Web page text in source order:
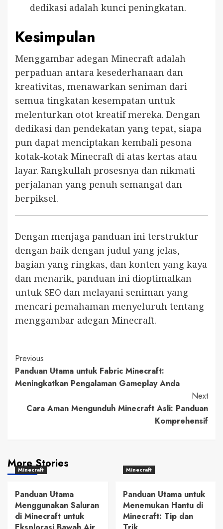
dedikasi adalah kunci peningkatan.
Kesimpulan
Menggambar adegan Minecraft adalah
perpaduan antara kesederhanaan dan
kreativitas, menawarkan seniman dari
semua tingkatan kesempatan untuk
melenturkan otot kreatif mereka. Dengan
dedikasi dan pendekatan yang tepat, siapa
pun dapat menciptakan kembali pesona
kotak-kotak Minecraft di atas kertas atau
layar. Rangkullah prosesnya dan nikmati
perjalanan yang penuh semangat dan
berpiksel.
Dengan menjaga panduan ini terstruktur
dengan baik dengan judul yang jelas,
bagian yang ringkas, dan konten yang kaya
dan menarik, panduan ini dioptimalkan
untuk SEO dan melayani seniman yang
mencari pemahaman menyeluruh tentang
menggambar adegan Minecraft.
Post
Navigation
Previous
Panduan Utama untuk Fabric Minecraft:
Meningkatkan Pengalaman Gameplay Anda
Next
Cara Aman Mengunduh Minecraft Asli: Panduan
Komprehensif
More Stories
Minecraft
Panduan Utama
Menggunakan Saluran
di Minecraft untuk
Minecraft
Panduan Utama untuk
Menemukan Hantu di
Minecraft: Tip dan